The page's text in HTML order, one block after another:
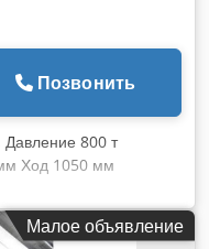
Позвонить
Давление 800 т
Ход 1050 мм
1870 мм Размер стола
столе 300 т Ход
в столе 2300 x
Малое объявление